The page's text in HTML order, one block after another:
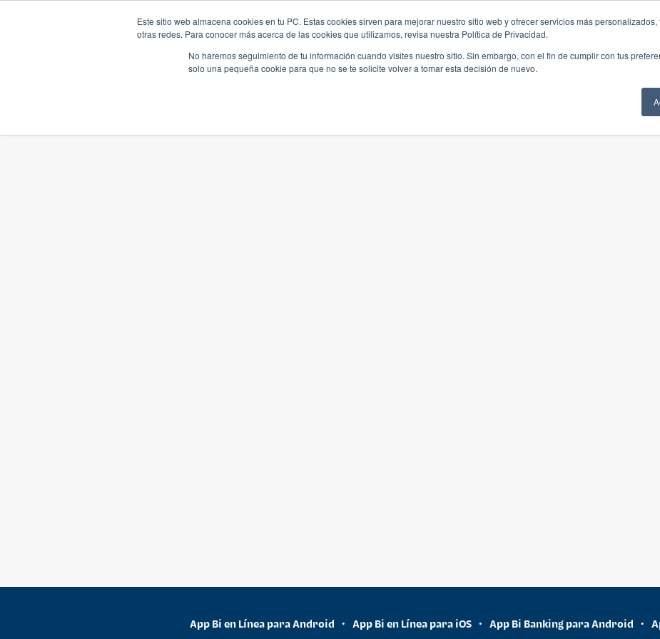
Este sitio web almacena cookies en tu PC. Estas cookies sirven para mejorar nuestro sitio web y ofrecer servicios más
otras redes. Para conocer más acerca de las cookies que utilizamos, revisa nuestra Política de Privacidad.
No haremos seguimiento de tu información cuando visites nuestro sitio. Sin embargo, con el fin de cumplir con tus
solo una pequeña cookie para que no se te solicite volver a tomar esta decisión de nuevo.
App Bi en Línea para Android • App Bi en Línea para iOS • App Bi Banking para Android •